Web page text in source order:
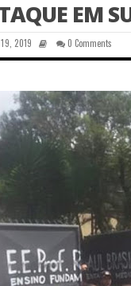
EM
2019 0 Comments